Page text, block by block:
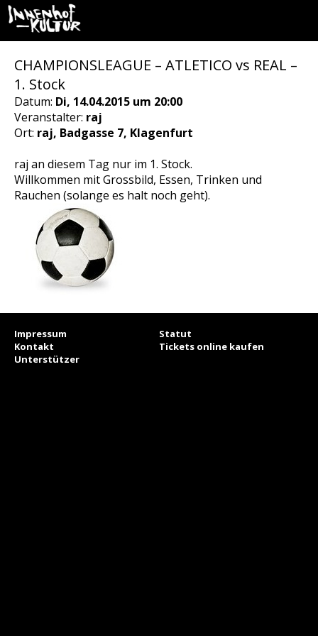
CHAMPIONSLEAGUE – ATLETICO vs REAL –
1. Stock
Datum: Di, 14.04.2015 um 20:00
Veranstalter: raj
Ort: raj, Badgasse 7, Klagenfurt
raj an diesem Tag nur im 1. Stock.
Willkommen mit Grossbild, Essen, Trinken und
Rauchen (solange es halt noch geht).
Impressum
Statut
Kontakt
Tickets online kaufen
Unterstützer